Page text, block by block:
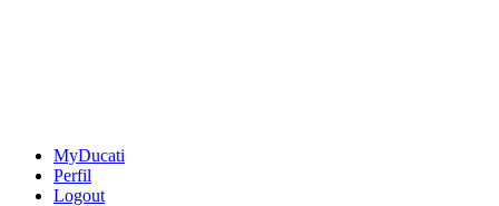
MyDucati
Perfil
Logout